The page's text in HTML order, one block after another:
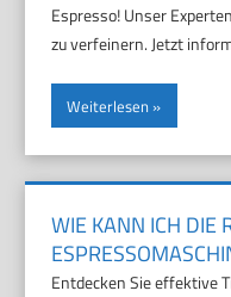
Espresso! Unser
zu verfeinern. Jetzt
Weiterlesen
WIE KANN ICH DIE
Entdecken Sie effektive